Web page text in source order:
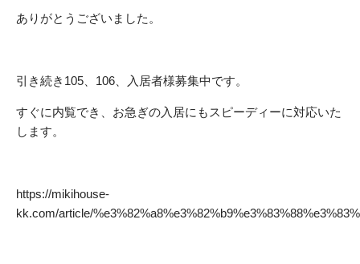
ありがとうございました。
引き続き105、106、入居者様募集中です。
すぐに内覧でき、お急ぎの入居にもスピーディーに対応いた
します。
https://mikihouse-
kk.com/article/